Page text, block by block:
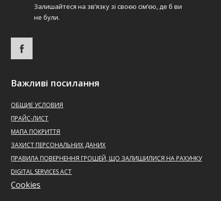
Залишайтеся на зв’язку зі своєю сім’єю, де б ви
не були.
Важливі посилання
ОБЩИЕ УСЛОВИЯ
ПРАЙС-ЛИСТ
МАПА ПОКРИТТЯ
ЗАХИСТ ПЕРСОНАЛЬНИХ ДАНИХ
ПРАВИЛА ПОВЕРНЕННЯ ГРОШЕЙ, ЩО ЗАЛИШИЛИСЯ НА РАХУНКУ
DIGITAL SERVICES ACT
Cookies